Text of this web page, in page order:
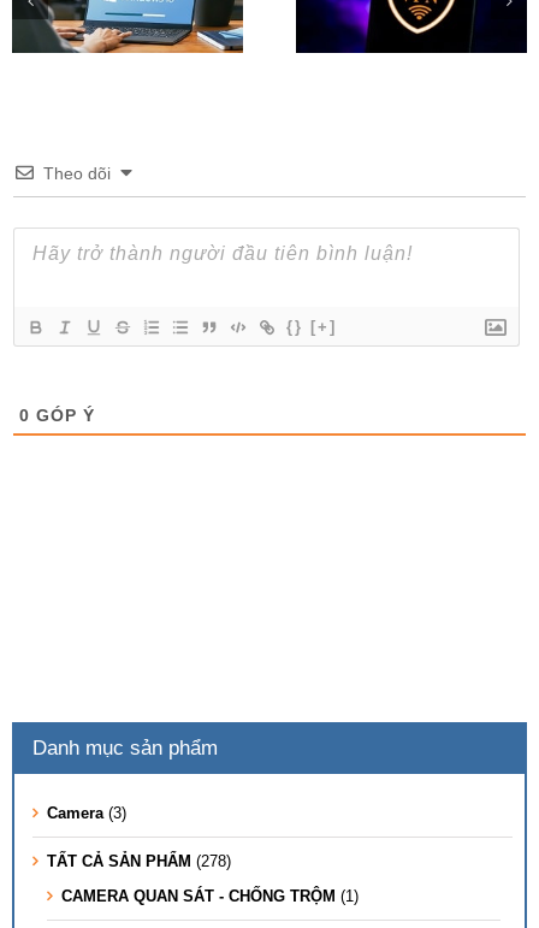
Phần mềm Fake IP hàng
đầu trên iOS, Android,
Windows
Tải Windows 11
Preview (File ISO)
Theo dõi
{} [+]
0 GÓP Ý
Danh mục sản phẩm
Camera (3)
TẤT CẢ SẢN PHẨM (278)
CAMERA QUAN SÁT - CHỐNG TRỘM (1)